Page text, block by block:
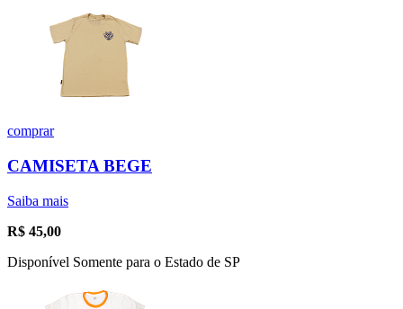
comprar
CAMISETA BEGE
Saiba mais
R$ 45,00
Disponível Somente para o Estado de SP